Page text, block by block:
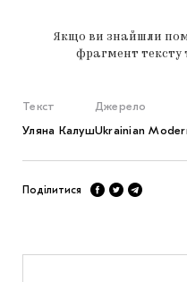
Якщо ви знайшли
фрагмент тексту
Текст
Уляна Калуш
Джерело
Ukrainian
Поділитися